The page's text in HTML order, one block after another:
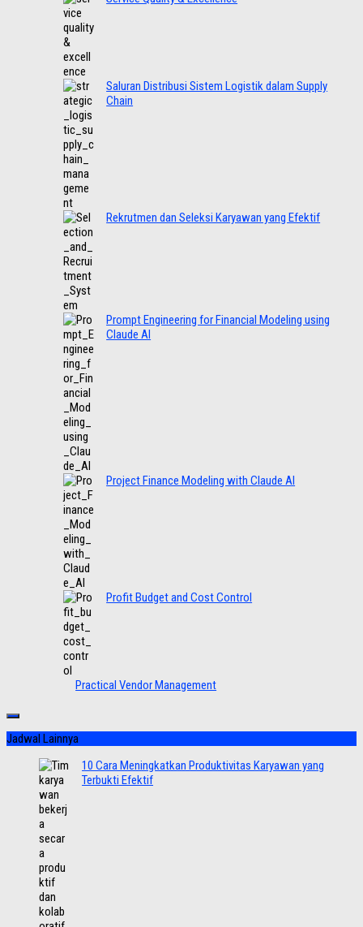
Saluran Distribusi Sistem Logistik dalam Supply
Chain
Rekrutmen dan Seleksi Karyawan yang Efektif
Prompt Engineering for Financial Modeling using
Claude AI
Project Finance Modeling with Claude AI
Profit Budget and Cost Control
Practical Vendor Management
Jadwal Lainnya
10 Cara Meningkatkan Produktivitas Karyawan yang
Terbukti Efektif